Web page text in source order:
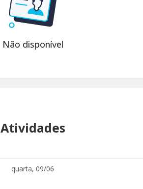
Não disponível
Atividades
quarta, 09/06